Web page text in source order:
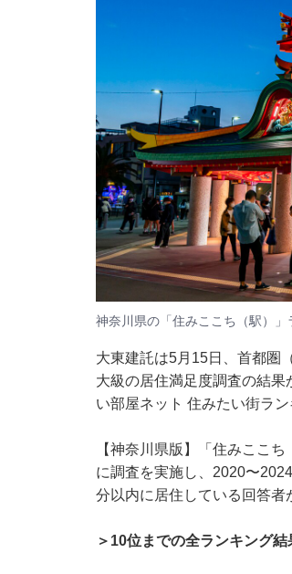
神奈川県の「住みここち（駅）」
大東建託は5月15日、首都圏
大級の居住満足度調査の結
い部屋ネット 住みたい街ラ
【神奈川県版】「住みここ
に調査を実施し、2020〜
分以内に居住している回答者
＞10位までの全ランキング結